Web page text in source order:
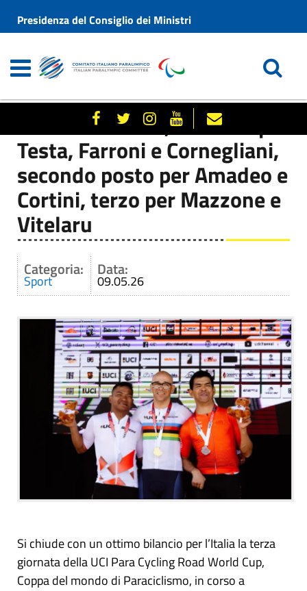
Presidenza del Consiglio dei Ministri
A Montesilvano, successi per
Testa, Farroni e Cornegliani,
secondo posto per Amadeo e
Cortini, terzo per Mazzone e
Vitelaru
Categoria:
Sport
Data:
09.05.26
Si chiude con un ottimo bilancio per l’Italia la terza
giornata della UCI Para Cycling Road World Cup,
Coppa del mondo di Paraciclismo, in corso a